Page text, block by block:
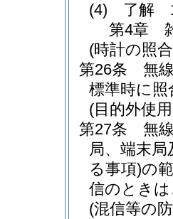
(4)
了解
第4章
(時計の照
第26条
無
標準時に
(目的外使
第27条
無
局、端末
る事項)の
信のとき
(混信等の